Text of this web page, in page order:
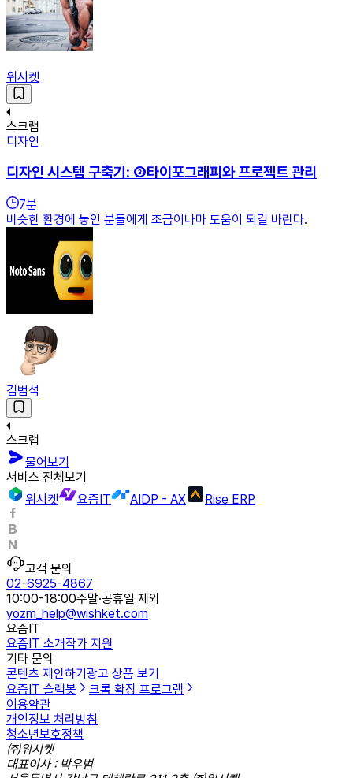
위시켓
스크랩
디자인
디자인 시스템 구축기: ③타이포그래피와 프로젝트 관리
7분
비슷한 환경에 놓인 분들에게 조금이나마 도움이 되길 바란다.
김범석
스크랩
물어보기
서비스 전체보기
위시켓
요즘IT AIDP - AX Rise ERP
고객 문의
02-6925-4867
10:00-18:00주말·공휴일 제외
yozm_help@wishket.com
요즘IT
요즘IT 소개작가 지원
기타 문의
콘텐츠 제안하기 광고 상품 보기
요즘IT 슬랙봇
크롬 확장 프로그램
이용약관
개인정보 처리방침
청소년보호정책
㈜위시켓
대표이사 : 박우범